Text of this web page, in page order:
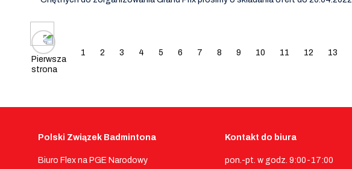
Posts navigation
Pierwsza
strona
1 2 3 4 5 6 7 8 9 10 11 12 13
Polski Związek Badmintona
Biuro Flex na PGE Narodowy
Kontakt do biura
pon.-pt. w godz. 9:00-17:00